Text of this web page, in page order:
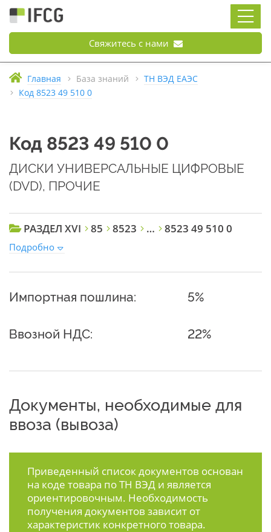
Свяжитесь с нами
Главная База знаний
ТН ВЭД ЕАЭС
Код 8523 49 510 0
Код 8523 49 510 0
ДИСКИ УНИВЕРСАЛЬНЫЕ ЦИФРОВЫЕ
(DVD), ПРОЧИЕ
РАЗДЕЛ XVI 85 8523 … 8523 49 510 0
Подробно
Импортная пошлина: 5%
Ввозной НДС: 22%
Документы, необходимые для
ввоза (вывоза)
Приведенный список документов основан
на коде товара по ТН ВЭД и является
ориентировочным. Необходимость
получения документов зависит от
характеристик конкретного товара.